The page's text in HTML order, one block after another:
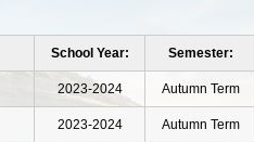
School Year: Semester:
2023-2024 Autumn Term
2023-2024 Autumn Term